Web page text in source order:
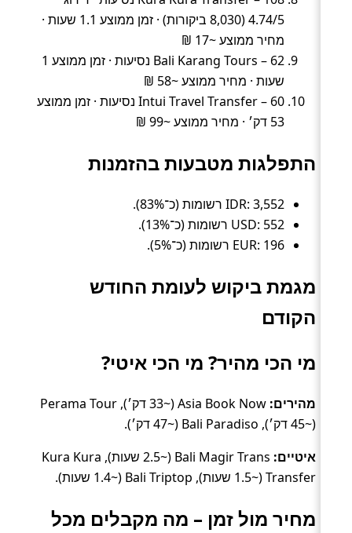
4.74/5 (8,030 ביקורות) · זמן ממוצע 1.1 שעות ·
מחיר ממוצע ~17 ₪
Bali Karang Tours – 62 נסיעות · זמן ממוצע 1
שעות · מחיר ממוצע ~58 ₪
Intui Travel Transfer – 60 נסיעות · זמן ממוצע
53 דק׳ · מחיר ממוצע ~99 ₪
התפלגות מטבעות בהזמנות
IDR: 3,552 רשומות (כ־83%).
USD: 552 רשומות (כ־13%).
EUR: 196 רשומות (כ־5%).
מגמת ביקוש לעומת החודש
הקודם
מי הכי מהיר? מי הכי איטי?
מהירים:
Asia Book Now (~33 דק׳), Perama Tour
(~45 דק׳), Bali Paradiso (~47 דק׳).
איטיים:
Bali Magir Trans (~2.5 שעות), Kura Kura
Transfer (~1.5 שעות), Bali Triptop (~1.4 שעות).
מחיר מול זמן – מה מקבלים מכל